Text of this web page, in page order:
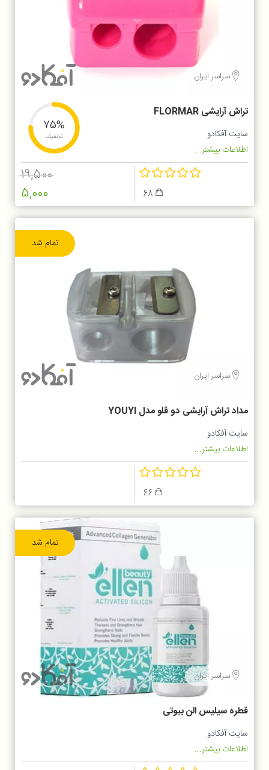
سراسر ایران
تراش آرایشی FLORMAR
سایت آفکادو
اطلاعات بیشتر...
75%
تخفیف
68
19,500
5,000
تمام شد
سراسر ایران
مداد تراش آرایشی دو قلو مدل YOUYI
سایت آفکادو
اطلاعات بیشتر...
66
تمام شد
سراسر ایران
قطره سیلیس الن بیوتی
سایت آفکادو
اطلاعات بیشتر...